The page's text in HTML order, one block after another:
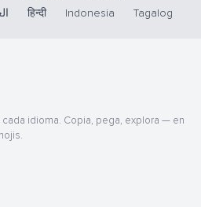
हिन्दी Indonesia Tagalog
idioma. Copia, pega, explora — en